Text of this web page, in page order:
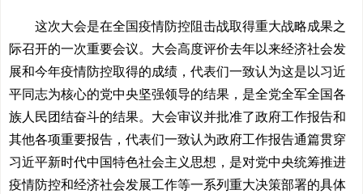
这次大会是在全国疫情防控阻击战取得重大战略成果之
际召开的一次重要会议。大会高度评价去年以来经济社会发
展和今年疫情防控取得的成绩，代表们一致认为这是以习近
平同志为核心的党中央坚强领导的结果，是全党全军全国各
族人民团结奋斗的结果。大会审议并批准了政府工作报告和
其他各项重要报告，代表们一致认为政府工作报告通篇贯穿
习近平新时代中国特色社会主义思想，是对党中央统筹推进
疫情防控和经济社会发展工作等一系列重大决策部署的具体